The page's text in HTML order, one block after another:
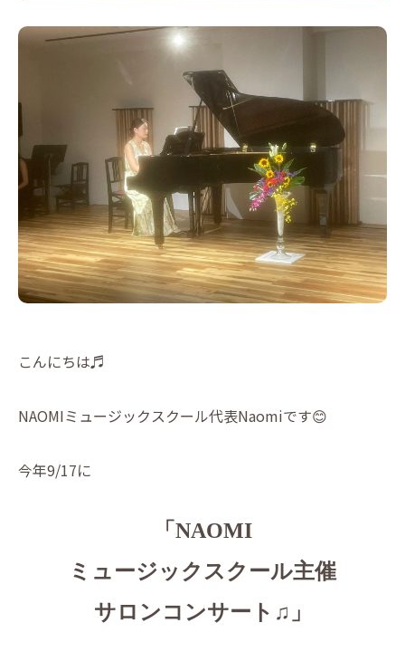
こんにちは♬
NAOMIミュージックスクール代表Naomiです😊
今年9/17に
「NAOMI
ミュージックスクール主催
サロンコンサート♫」